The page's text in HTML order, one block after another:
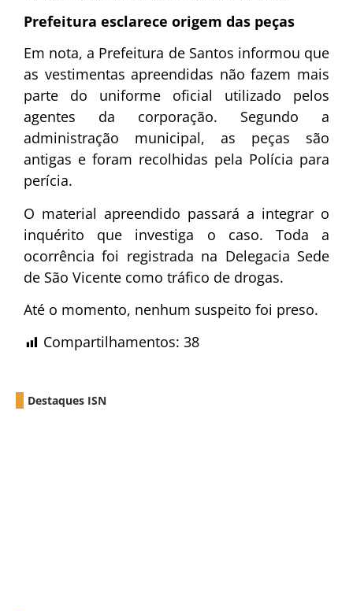
Prefeitura esclarece origem das peças
Em nota, a Prefeitura de Santos informou que
as vestimentas apreendidas não fazem mais
parte do uniforme oficial utilizado pelos
agentes da corporação. Segundo a
administração municipal, as peças são
antigas e foram recolhidas pela Polícia para
perícia.
O material apreendido passará a integrar o
inquérito que investiga o caso. Toda a
ocorrência foi registrada na Delegacia Sede
de São Vicente como tráfico de drogas.
Até o momento, nenhum suspeito foi preso.
Compartilhamentos: 38
Destaques ISN